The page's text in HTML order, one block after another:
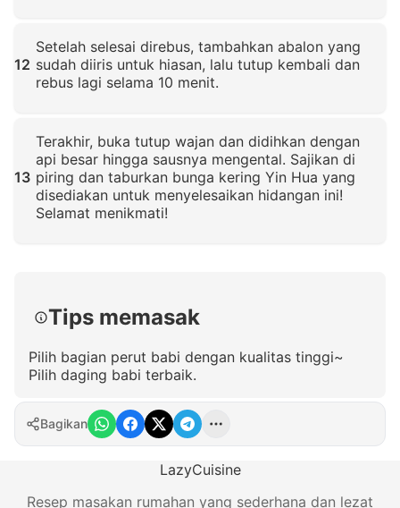
12
Setelah selesai direbus, tambahkan abalon yang
sudah diiris untuk hiasan, lalu tutup kembali dan
rebus lagi selama 10 menit.
13
Terakhir, buka tutup wajan dan didihkan dengan
api besar hingga sausnya mengental. Sajikan di
piring dan taburkan bunga kering Yin Hua yang
disediakan untuk menyelesaikan hidangan ini!
Selamat menikmati!
Tips memasak
Pilih bagian perut babi dengan kualitas tinggi~
Pilih daging babi terbaik.
Bagikan
LazyCuisine
Resep masakan rumahan yang sederhana dan lezat